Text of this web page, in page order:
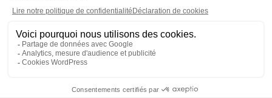
Les cookies
Gestion des cookies
Crédit photos : ©Sud Radio / Pierre Olivier